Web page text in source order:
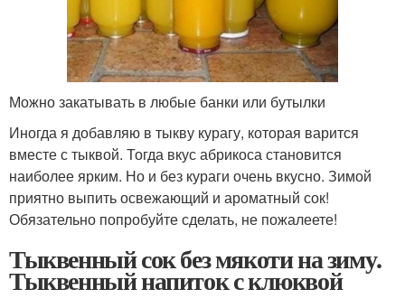
Можно закатывать в любые банки или бутылки
Иногда я добавляю в тыкву курагу, которая варится
вместе с тыквой. Тогда вкус абрикоса становится
наиболее ярким. Но и без кураги очень вкусно. Зимой
приятно выпить освежающий и ароматный сок!
Обязательно попробуйте сделать, не пожалеете!
Тыквенный сок без мякоти на зиму.
Тыквенный напиток с клюквой